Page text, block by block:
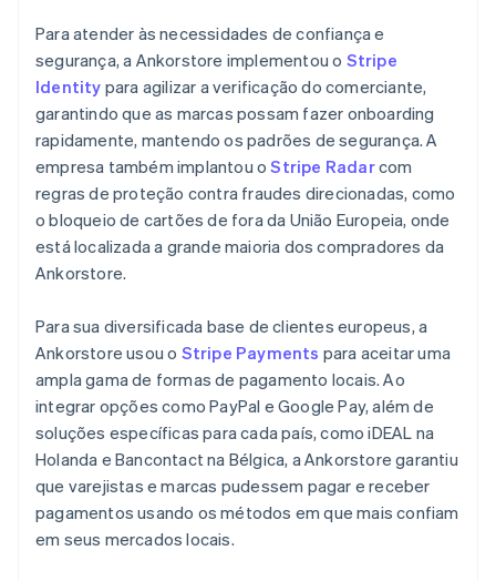
Para atender às necessidades de confiança e
segurança, a Ankorstore implementou o Stripe
Identity para agilizar a verificação do comerciante,
garantindo que as marcas possam fazer onboarding
rapidamente, mantendo os padrões de segurança. A
empresa também implantou oStripe Radarcom
regras de proteção contra fraudes direcionadas, como
o bloqueio de cartões de fora da União Europeia, onde
está localizada a grande maioria dos compradores da
Ankorstore.
Para sua diversificada base de clientes europeus, a
Ankorstore usou o Stripe Payments para aceitar uma
ampla gama de formas de pagamento locais. Ao
integrar opções como PayPal e Google Pay, além de
soluções específicas para cada país, como iDEAL na
Holanda e Bancontact na Bélgica, a Ankorstore garantiu
que varejistas e marcas pudessem pagar e receber
pagamentos usando os métodos em que mais confiam
em seus mercados locais.